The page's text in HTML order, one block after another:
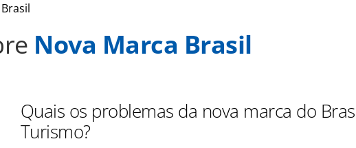
Nova Marca Brasil
Quais os problemas da nova marca do
Turismo?